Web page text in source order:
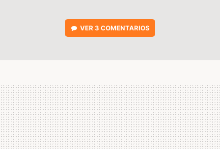
VER 3 COMENTARIOS